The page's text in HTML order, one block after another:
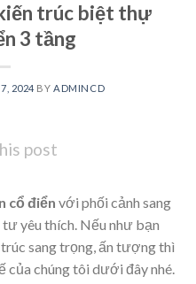
trúc biệt thự
3 tầng
2024 BYADMINCD
post
cổ điển với phối cảnh sang
yêu thích. Nếu như bạn
sang trọng, ấn tượng thì
của chúng tôi dưới đây nhé.